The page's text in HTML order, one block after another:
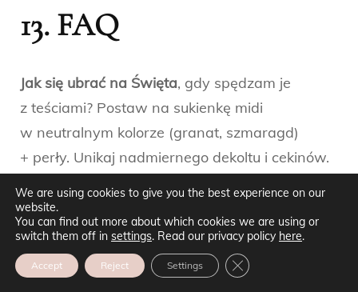
13. FAQ
Jak się ubrać na Święta, gdy spędzam je
z teściami? Postaw na sukienkę midi
w neutralnym kolorze (granat, szmaragd)
+ perły. Unikaj nadmiernego dekoltu i cekinów.
Garnitur damski w aksamicie lub klasyczna
mała czarna + satynowe czółenka. Czy
spodnie są stosowne na kolację wigilijną? Tak,
jeśli wybierzesz eleganckie palazzo lub
We are using cookies to give you the best experience on our
website.
You can find out more about which cookies we are using or
switch them off in settings. Read our privacy policy here.
Accept Reject Settings ZAMKNIJ PANEL